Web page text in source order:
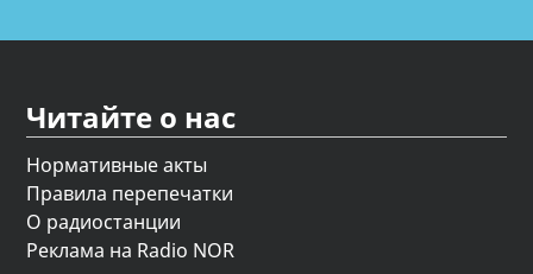
Читайте о нас
Нормативные акты
Правила перепечатки
О радиостанции
Реклама на Radio NOR